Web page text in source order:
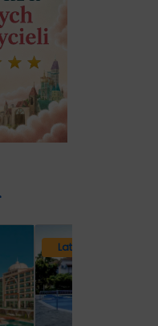
Lato 2026